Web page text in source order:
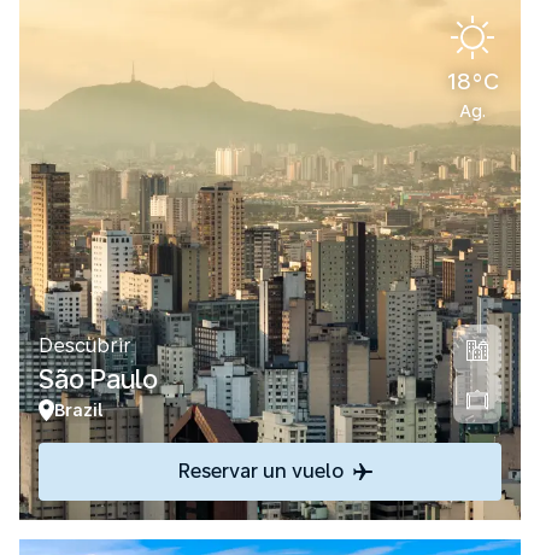
18°C
Ag.
Descubrir
São Paulo
Brazil
Reservar un vuelo